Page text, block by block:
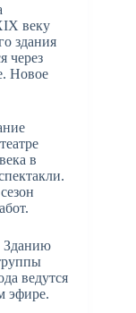
веку
здания
через
Новое
в
Зданию
ведутся
эфире.